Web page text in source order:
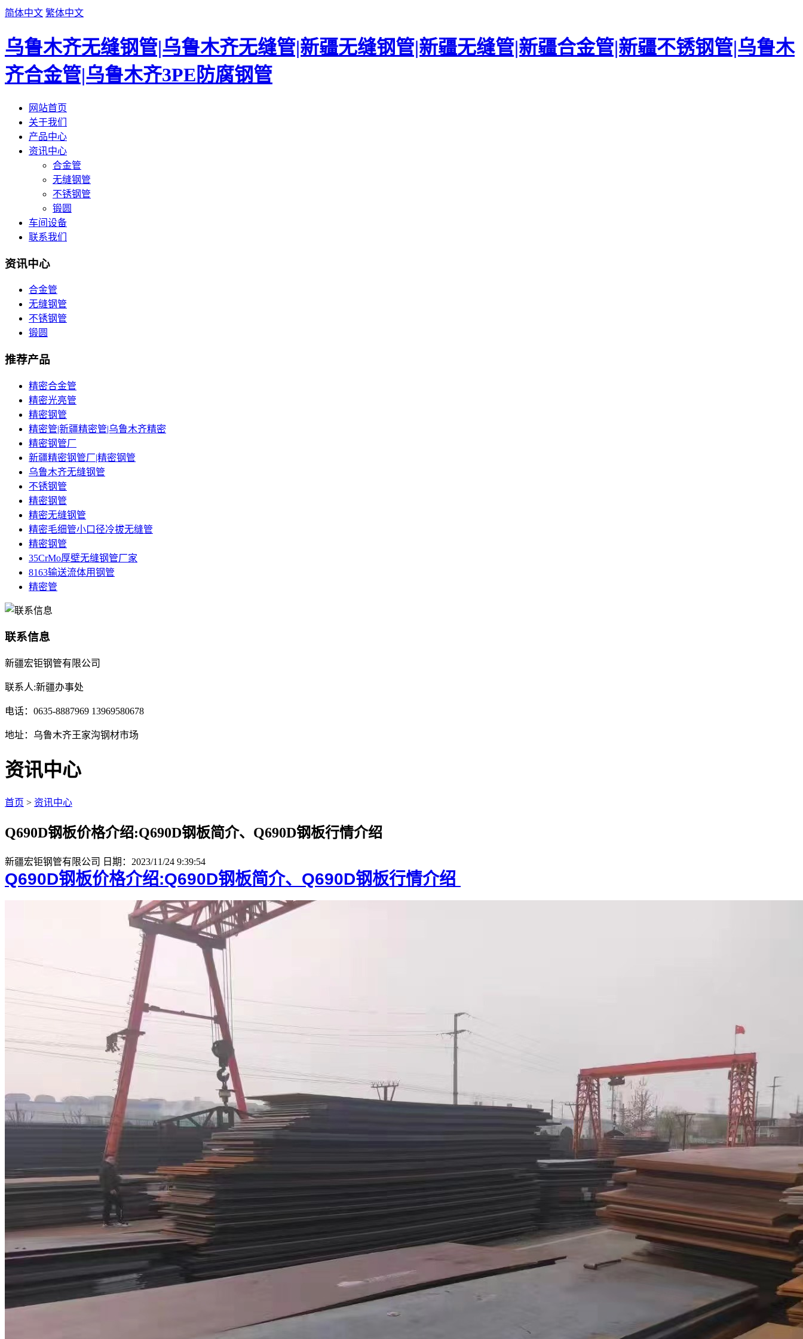
简体中文 繁体中文
乌鲁木齐无缝钢管|乌鲁木齐无缝管|新疆无缝钢管|新疆无缝管|新疆合金管|新疆不锈钢管|乌鲁木
齐合金管|乌鲁木齐3PE防腐钢管
网站首页
关于我们
产品中心
资讯中心
合金管
无缝钢管
不锈钢管
锻圆
车间设备
联系我们
资讯中心
合金管
无缝钢管
不锈钢管
锻圆
推荐产品
精密合金管
精密光亮管
精密钢管
精密管|新疆精密管|乌鲁木齐精密
精密钢管厂
新疆精密钢管厂|精密钢管
乌鲁木齐无缝钢管
不锈钢管
精密钢管
精密无缝钢管
精密毛细管小口径冷拔无缝管
精密钢管
35CrMo厚壁无缝钢管厂家
8163输送流体用钢管
精密管
联系信息
新疆宏钜钢管有限公司
联系人:新疆办事处
电话：0635-8887969 13969580678
地址：乌鲁木齐王家沟钢材市场
资讯中心
首页 > 资讯中心
Q690D钢板价格介绍:Q690D钢板简介、Q690D钢板行情介绍
新疆宏钜钢管有限公司 日期：2023/11/24 9:39:54
Q690D钢板价格介绍:Q690D钢板简介、Q690D钢板行情介绍